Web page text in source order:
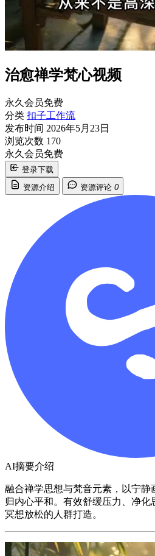
治愈禅学梵心视频
永久会员免费
分类 扣子工作流
发布时间 2026年5月23日
浏览次数 170
永久会员免费
登录下载
资源介绍
资源评论 0
AI摘要介绍
融合禅学思想与梵音元素，以宁静
归内心平和。有效舒缓压力、净
冥想放松的人群打造。